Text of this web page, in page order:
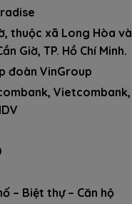
thuộc xã Long Hòa và
Giờ, TP. Hồ Chí Minh.
đoàn VinGroup
Vietcombank,
– Biệt thự – Căn hộ